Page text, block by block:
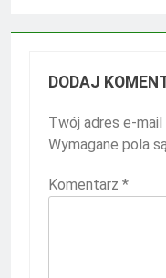
DODAJ
Twój adres e-
Wymagane pola
Komentarz *